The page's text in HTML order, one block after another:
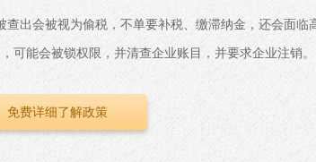
出会被视为偷税，不单要补税、缴滞纳金，还会面临
可能会被锁权限，并清查企业账目，并要求企业注销。
免费详细了解政策